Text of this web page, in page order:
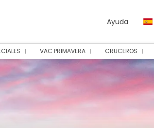
Ayuda
VAC PRIMAVERA CRUCEROS